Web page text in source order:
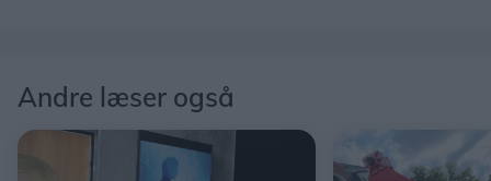
Andre læser også